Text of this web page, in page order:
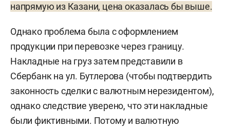
напрямую из Казани, цена оказалась бы выше.
Однако проблема была с оформлением
продукции при перевозке через границу.
Накладные на груз затем представили в
Сбербанк на ул. Бутлерова (чтобы подтвердить
законность сделки с валютным нерезидентом),
однако следствие уверено, что эти накладные
были фиктивными. Потому и валютную